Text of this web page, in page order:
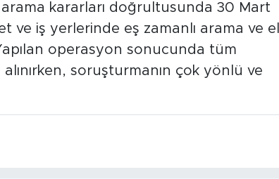
arama kararları doğrultusunda 30 Mart
ve iş yerlerinde eş zamanlı arama ve el
operasyon sonucunda tüm
soruşturmanın çok yönlü ve